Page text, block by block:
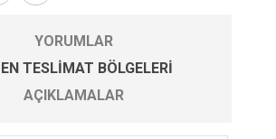
YORUMLAR
TESLIMAT BÖLGELERI
AÇIKLAMALAR